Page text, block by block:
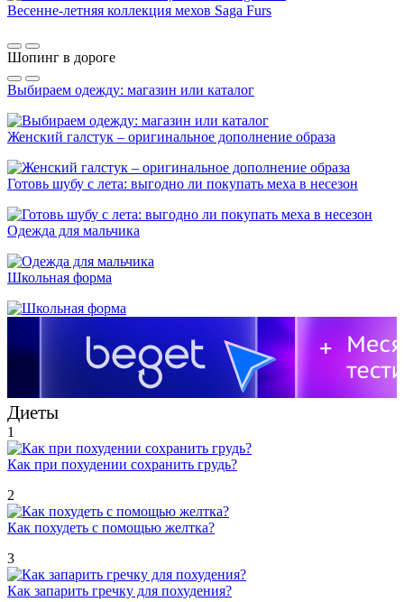
Весенне-летняя коллекция мехов Saga Furs
Шопинг в дороге
Выбираем одежду: магазин или каталог
Женский галстук – оригинальное дополнение образа
Готовь шубу с лета: выгодно ли покупать меха в несезон
Одежда для мальчика
Школьная форма
Диеты
1
Как при похудении сохранить грудь?
2
Как похудеть с помощью желтка?
3
Как запарить гречку для похудения?